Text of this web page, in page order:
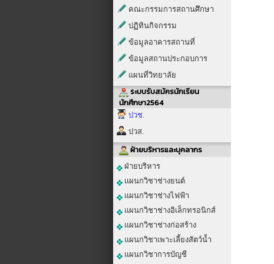
คณะกรรมการสถานศึกษา
ปฏิทินกิจกรรม
ข้อมูลอาคารสถานที่
ข้อมูลสถานประกอบการ
แผนที่วิทยาลัย
ระบบรับสมัครนักเรียน
นักศึกษา2564
ปวช.
ปวส.
ฝ่ายบริหารและบุคลากร
ฝ่ายบริหาร
แผนกวิชาช่างยนต์
แผนกวิชาช่างไฟฟ้า
แผนกวิชาช่างอิเล็กทรอนิกส์
แผนกวิชาช่างก่อสร้าง
แผนกวิชาเพาะเลี้ยงสัตว์น้ำ
แผนกวิชาการบัญชี